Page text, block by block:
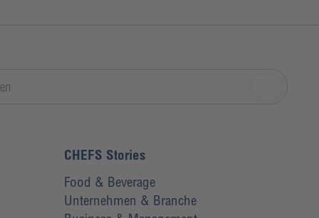
CHEFS Stories
Food & Beverage
Unternehmen & Branche